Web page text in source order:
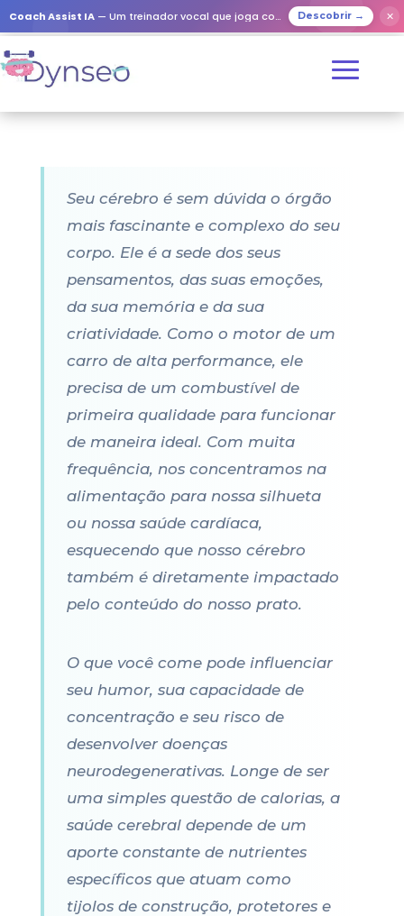
Coach Assist IA — Um treinador vocal que joga com os seus entes queridos Descobrir → ✕
Seu cérebro é sem dúvida o órgão
mais fascinante e complexo do seu
corpo. Ele é a sede dos seus
pensamentos, das suas emoções,
da sua memória e da sua
criatividade. Como o motor de um
carro de alta performance, ele
precisa de um combustível de
primeira qualidade para funcionar
de maneira ideal. Com muita
frequência, nos concentramos na
alimentação para nossa silhueta
ou nossa saúde cardíaca,
esquecendo que nosso cérebro
também é diretamente impactado
pelo conteúdo do nosso prato.
O que você come pode influenciar
seu humor, sua capacidade de
concentração e seu risco de
desenvolver doenças
neurodegenerativas. Longe de ser
uma simples questão de calorias, a
saúde cerebral depende de um
aporte constante de nutrientes
específicos que atuam como
tijolos de construção, protetores e